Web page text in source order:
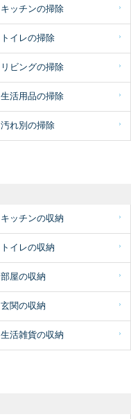
キッチンの掃除
トイレの掃除
リビングの掃除
生活用品の掃除
汚れ別の掃除
キッチンの収納
トイレの収納
部屋の収納
玄関の収納
生活雑貨の収納